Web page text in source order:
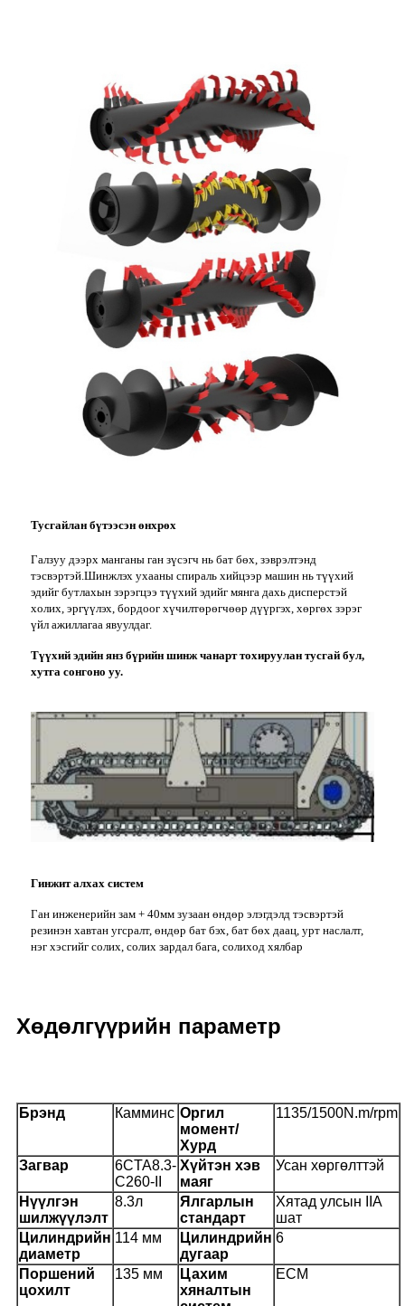
Тусгайлан бүтээсэн өнхрөх
Галзуу дээрх манганы ган зүсэгч нь бат бөх, зэврэлтэнд
тэсвэртэй.Шинжлэх ухааны спираль хийцээр машин нь түүхий
эдийг бутлахын зэрэгцээ түүхий эдийг мянга дахь дисперстэй
холих, эргүүлэх, бордоог хүчилтөрөгчөөр дүүргэх, хөргөх зэрэг
үйл ажиллагаа явуулдаг.
Түүхий эдийн янз бүрийн шинж чанарт тохируулан тусгай бул,
хутга сонгоно уу.
Гинжит алхах систем
Ган инженерийн зам + 40мм зузаан өндөр элэгдэлд тэсвэртэй
резинэн хавтан угсралт, өндөр бат бэх, бат бөх даац, урт наслалт,
нэг хэсгийг солих, солих зардал бага, солиход хялбар
Хөдөлгүүрийн параметр
Брэнд Камминс Оргил
момент/
Хурд
1135/1500N.m/rpm
Загвар
6CTA8.3-
C260-II
Хүйтэн хэв
маяг
Усан хөргөлттэй
Нүүлгэн
шилжүүлэлт
8.3л
Ялгарлын
стандарт
Хятад улсын IIA
шат
Цилиндрийн
диаметр
114 мм
Цилиндрийн
дугаар
6
Поршений
цохилт
135 мм
Цахим
хяналтын
ECM